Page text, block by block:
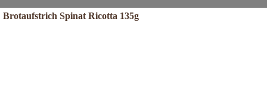
Brotaufstrich Spinat Ricotta 135g